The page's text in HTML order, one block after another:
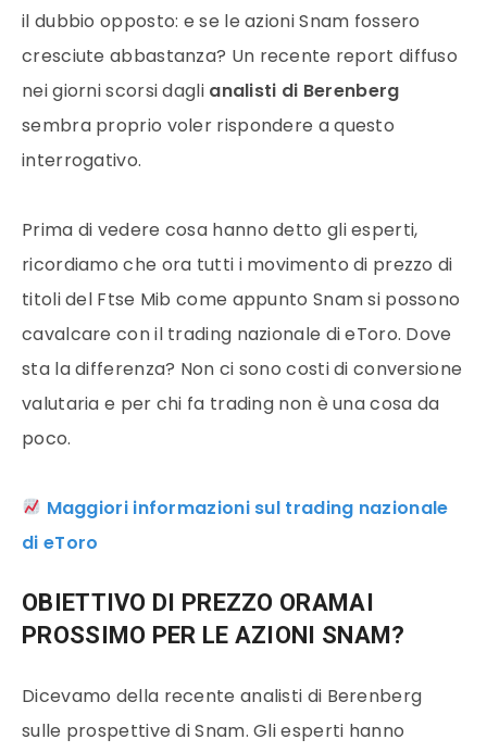
il dubbio opposto: e se le azioni Snam fossero
cresciute abbastanza? Un recente report diffuso
nei giorni scorsi dagli analisti di Berenberg
sembra proprio voler rispondere a questo
interrogativo.
Prima di vedere cosa hanno detto gli esperti,
ricordiamo che ora tutti i movimento di prezzo di
titoli del Ftse Mib come appunto Snam si possono
cavalcare con il trading nazionale di eToro. Dove
sta la differenza? Non ci sono costi di conversione
valutaria e per chi fa trading non è una cosa da
poco.
Maggiori informazioni sul trading nazionale
di eToro
OBIETTIVO DI PREZZO ORAMAI
PROSSIMO PER LE AZIONI SNAM?
Dicevamo della recente analisti di Berenberg
sulle prospettive di Snam. Gli esperti hanno